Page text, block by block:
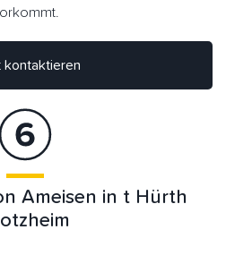
Jetzt kontaktieren
Ameisen in t Hürth